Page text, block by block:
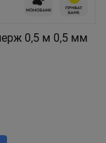
0,5 м 0,5 мм